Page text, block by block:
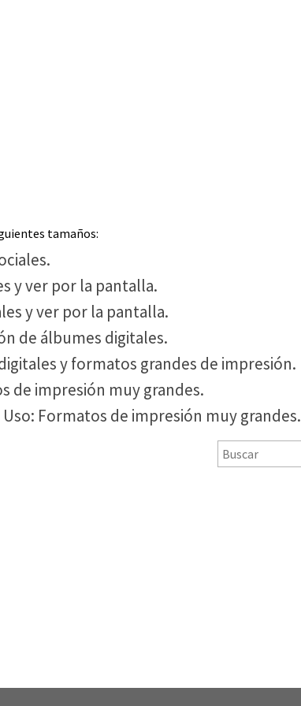
tamaños:
y ver por la pantalla.
y ver por la pantalla.
de álbumes digitales.
y formatos grandes de impresión.
de impresión muy grandes.
Formatos de impresión muy grandes.